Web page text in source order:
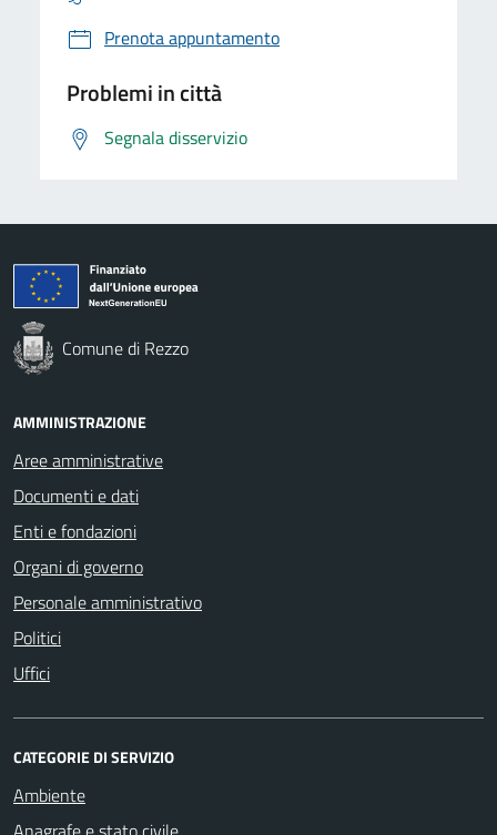
Prenota appuntamento
Problemi in città
Segnala disservizio
Comune di Rezzo
AMMINISTRAZIONE
Aree amministrative
Documenti e dati
Enti e fondazioni
Organi di governo
Personale amministrativo
Politici
Uffici
CATEGORIE DI SERVIZIO
Ambiente